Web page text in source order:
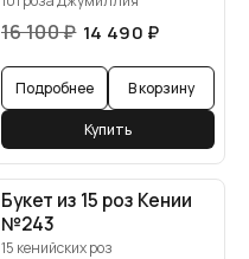
16 100₽ 14 490 ₽
Подробнее В корзину
Купить
Букет из 15 роз Кении
№243
15 кенийских роз